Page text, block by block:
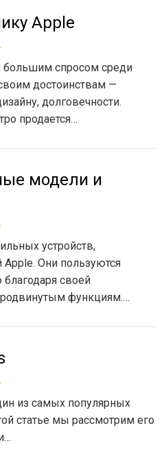
Apple
большим спросом среди
достоинствам —
долговечности.
продается…
модели и
устройств,
Они пользуются
своей
функциям.…
из самых популярных
статье мы рассмотрим его